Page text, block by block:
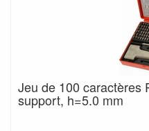
Jeu de 100 caractères
support, h=5.0 mm